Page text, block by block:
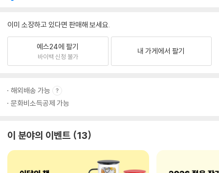
이미 소장하고 있다면 판매해 보세요.
예스24에 팔기
바이백 신청 불가
내 가게에서 팔기
해외배송 가능
문화비소득공제 가능
이 분야의 이벤트 13